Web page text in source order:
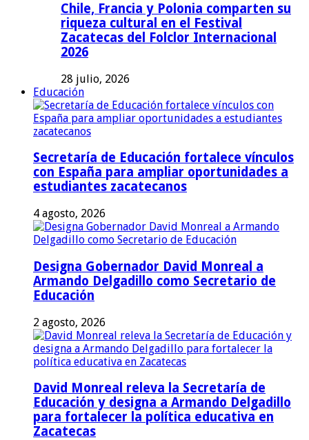
Chile, Francia y Polonia comparten su
riqueza cultural en el Festival
Zacatecas del Folclor Internacional
2026
28 julio, 2026
Educación
Secretaría de Educación fortalece vínculos
con España para ampliar oportunidades a
estudiantes zacatecanos
4 agosto, 2026
Designa Gobernador David Monreal a
Armando Delgadillo como Secretario de
Educación
2 agosto, 2026
David Monreal releva la Secretaría de
Educación y designa a Armando Delgadillo
para fortalecer la política educativa en
Zacatecas